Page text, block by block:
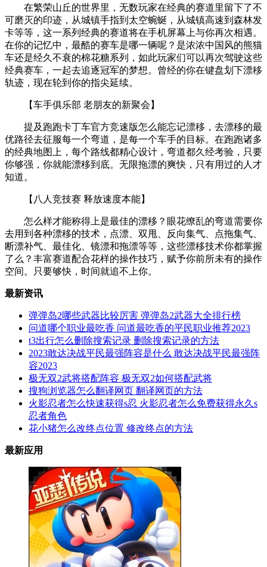
在繁荣山丘的世界里，无数玩家在经典的赛道里留下了不
可磨灭的印迹，从城镇手指到太空蜿蜒，从城镇高速到森林发
卡等等，这一系列经典的赛道将在手机屏幕上与你再次相遇。
在你的记忆中，最酷的赛车是哪一辆呢？是浓浓中国风的熊猫
车还是经久不衰的棉花糖系列，如此玩家们可以再次驾驶这些
经典赛车，一起去追逐冠军的梦想。曾经的你在键盘划下漂移
轨迹，现在轮到你的指尖延续。
【车手俱乐部 老朋友的新聚会】
提及跑跑卡丁车官方竞速版怎么能忘记漂移，去漂移的最
优路径去征服每一个弯道，是每一个车手的目标。在跑跑诸多
的经典地图上，每个路线都精心设计，弯道都久经考验，只要
你够强，你就能漂移到底。无限拖漂的爽快，只有用过的人才
知道。
【八人竞技赛 释放速度本能】
怎么样才能称得上是最佳的漂移？眼花缭乱的弯道需要你
去用到各种漂移的技术，点漂、双甩、反向集气、点拖集气、
断漂补气、最佳化、镜漂和拖漂等等，这些漂移技术你都掌握
了么？丰富赛道配合花样的操作技巧，赋予你前所未有的操作
空间。只要够快，时间就追不上你。
最新资讯
弹弹岛2哪些武器比较厉害 弹弹岛2武器大全排行榜
问道哪个职业最吃香 问道最吃香的平民职业推荐2023
t3出行怎么删除搜索记录 删除搜索记录的方法
2023敢达决战平民最强阵容是什么 敢达决战平民最强阵
容2023
极无双2武将搭配阵容 极无双2如何搭配武将
搜狗浏览器怎么翻译网页 翻译网页的方法
火影忍者怎么快速获得s忍 火影忍者怎么免费获得永久s
忍者角色
花小猪怎么改终点位置 修改终点的方法
最新应用